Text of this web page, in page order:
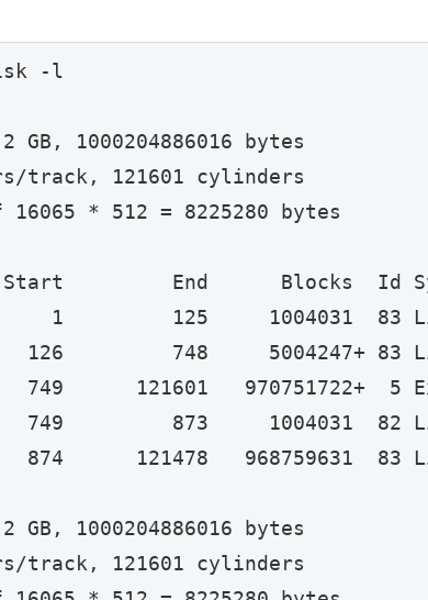
-l
1000204886016 bytes
track, 121601 cylinders
* 512 = 8225280 bytes
End      Blocks  Id
1         125     1004031  83
748     5004247+ 83
121601   970751722+  5
873     1004031  82
121478   968759631  83
1000204886016 bytes
track, 121601 cylinders